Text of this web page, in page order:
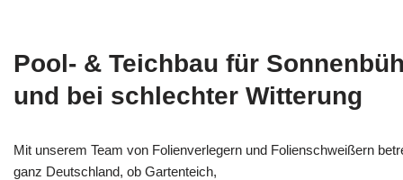
Pool- & Teichbau für
und bei schlechter Witterung
Mit unserem Team von Folienverlegern und Folien­schweißern
ganz Deutschland, ob Gartenteich,